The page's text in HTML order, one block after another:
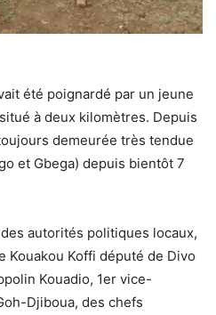
été poignardé par un jeune
à deux kilomètres. Depuis
demeurée très tendue
et Gbega) depuis bientôt 7
autorités politiques locaux,
Kouakou Koffi député de Divo
Kouadio, 1er vice-
Djiboua, des chefs